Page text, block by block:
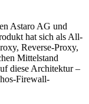
Astaro AG und
hat sich als All-
Reverse-Proxy,
Mittelstand
diese Architektur –
Firewall-